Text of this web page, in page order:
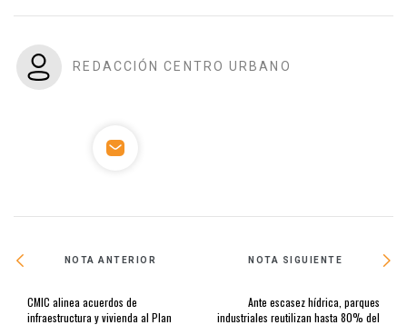
REDACCIÓN CENTRO URBANO
NOTA ANTERIOR
CMIC alinea acuerdos de
infraestructura y vivienda al Plan
NOTA SIGUIENTE
Ante escasez hídrica, parques
industriales reutilizan hasta 80% del